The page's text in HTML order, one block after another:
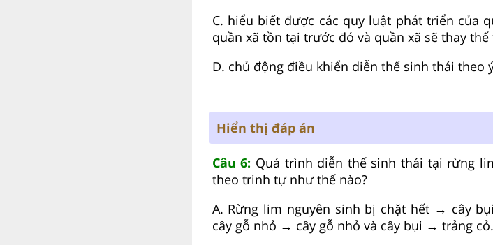
C. hiểu biết được các quy luật phát triển của
quần xã tồn tại trước đó và quần xã sẽ thay
D. chủ động điều khiển diễn thế sinh thái theo
Hiển thị đáp án
Câu 6: Quá trình diễn thế sinh thái tại rừng
theo trinh tự như thế nào?
A. Rừng lim nguyên sinh bị chặt hết → cây
cây gỗ nhỏ → cây gỗ nhỏ và cây bụi → trảng cỏ.